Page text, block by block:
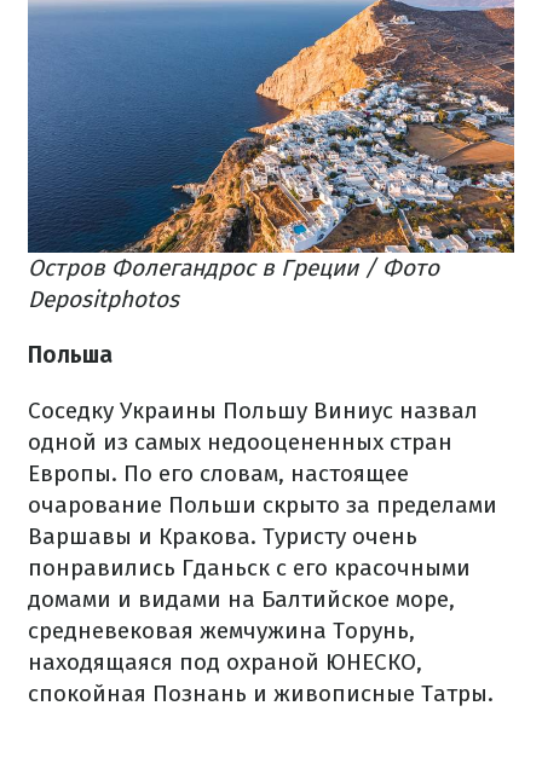
Остров Фолегандрос в Греции / Фото
Depositphotos
Польша
Соседку Украины Польшу Виниус назвал
одной из самых недооцененных стран
Европы. По его словам, настоящее
очарование Польши скрыто за пределами
Варшавы и Кракова. Туристу очень
понравились Гданьск с его красочными
домами и видами на Балтийское море,
средневековая жемчужина Торунь,
находящаяся под охраной ЮНЕСКО,
спокойная Познань и живописные Татры.